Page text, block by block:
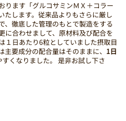
ります 「グルコサミンＭＸ＋コラー
たします。従来品よりもさらに厳し
、徹底した管理のもとで製造をする
に合わせまして、原材料及び配合を
１日あたり6粒としていました摂取目
要成分の配合量はそのままに、 1日
くなりました。 是非お試し下さ